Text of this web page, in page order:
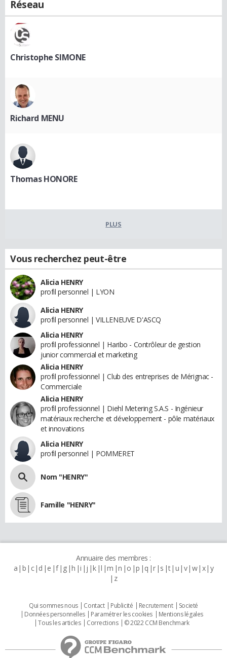
Réseau
Christophe SIMONE
Richard MENU
Thomas HONORE
PLUS
Vous recherchez peut-être
Alicia HENRY
profil personnel | LYON
Alicia HENRY
profil personnel | VILLENEUVE D'ASCQ
Alicia HENRY
profil professionnel | Haribo - Contrôleur de gestion
junior commercial et marketing
Alicia HENRY
profil professionnel | Club des entreprises de Mérignac -
Commerciale
Alicia HENRY
profil professionnel | Diehl Metering S.A.S - Ingénieur
matériaux recherche et développement - pôle matériaux
et innovations
Alicia HENRY
profil personnel | POMMERET
Nom "HENRY"
Famille "HENRY"
Annuaire des membres :
a b c d e f g h i j k l m n o p q r s t u v w x y
z
Qui sommes nous Contact Publicité Recrutement
Societé
Données personnelles
Paramétrer les cookies
Mentions légales
Tous les articles
Corrections © 2022 CCM Benchmark